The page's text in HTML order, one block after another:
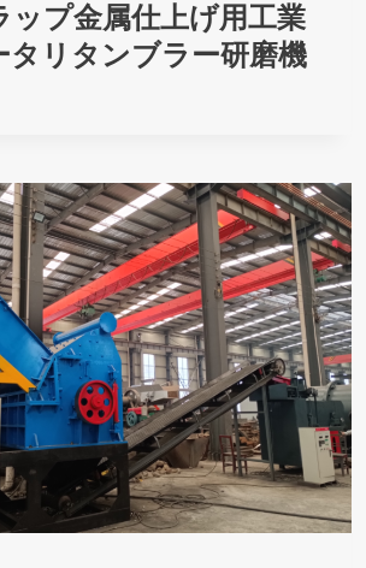
ップ金属仕上げ用工業
タリタンブラー研磨機